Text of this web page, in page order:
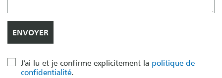
J'ai lu et je confirme explicitement la politique de
confidentialité.